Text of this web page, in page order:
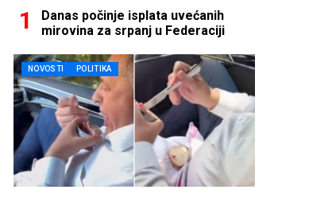
Danas počinje isplata uvećanih
mirovina za srpanj u Federaciji
NOVOSTI POLITIKA